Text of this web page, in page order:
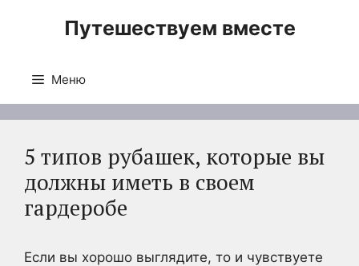
Путешествуем вместе
Меню
5 типов рубашек, которые вы
должны иметь в своем
гардеробе
Если вы хорошо выглядите, то и чувствуете